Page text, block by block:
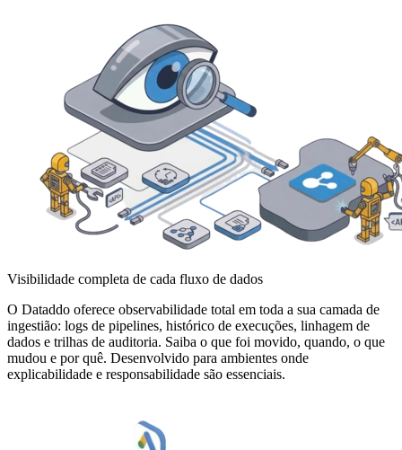
Visibilidade completa de cada fluxo de dados
O Dataddo oferece observabilidade total em toda a sua camada de
ingestião: logs de pipelines, histórico de execuções, linhagem de
dados e trilhas de auditoria. Saiba o que foi movido, quando, o que
mudou e por quê. Desenvolvido para ambientes onde
explicabilidade e responsabilidade são essenciais.